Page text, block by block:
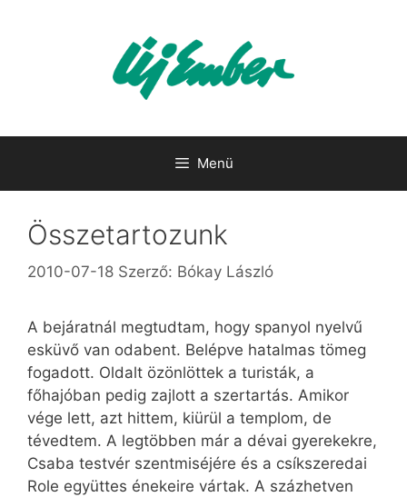
Menü
Összetartozunk
2010-07-18 Szerző: Bókay László
A bejáratnál megtudtam, hogy spanyol nyelvű
esküvő van odabent. Belépve hatalmas tömeg
fogadott. Oldalt özönlöttek a turisták, a
főhajóban pedig zajlott a szertartás. Amikor
vége lett, azt hittem, kiürül a templom, de
tévedtem. A legtöbben már a dévai gyerekekre,
Csaba testvér szentmiséjére és a csíkszeredai
Role együttes énekeire vártak. A százhetven